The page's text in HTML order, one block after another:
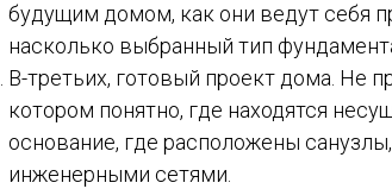
будущим домом, как они ведут себя
насколько выбранный тип
В-третьих, готовый проект дома. Не
котором понятно, где находятся
основание, где расположены
инженерными сетями.